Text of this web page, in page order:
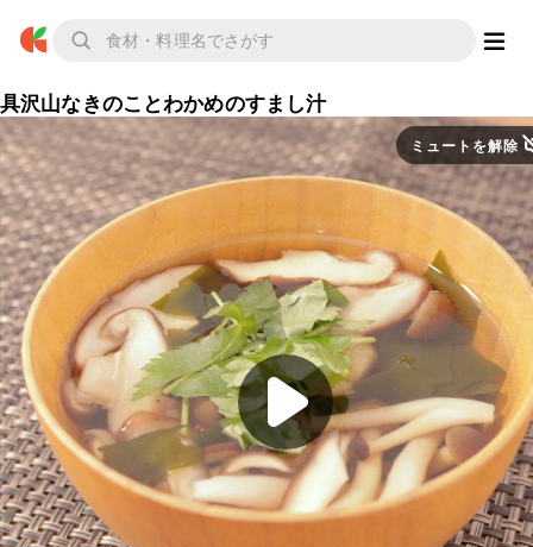
具沢山なきのことわかめのすまし汁
ミュートを解除